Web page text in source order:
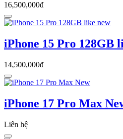
16,500,000đ
iPhone 15 Pro 128GB
14,500,000đ
iPhone 17 Pro Max
Liên hệ